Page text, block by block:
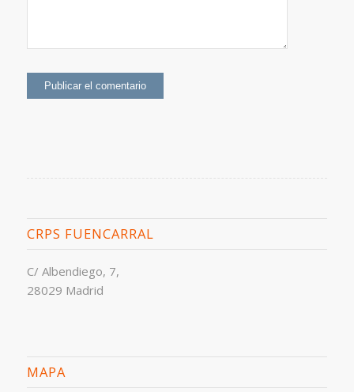
CRPS FUENCARRAL
C/ Albendiego, 7,
28029 Madrid
MAPA